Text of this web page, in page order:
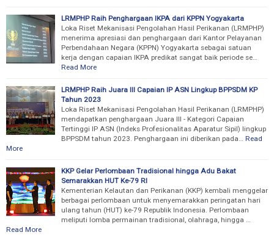
LRMPHP Raih Penghargaan IKPA dari KPPN Yogyakarta
Loka Riset Mekanisasi Pengolahan Hasil Perikanan (LRMPHP)
menerima apresiasi dan penghargaan dari Kantor Pelayanan
Perbendahaan Negara (KPPN) Yogyakarta sebagai satuan
kerja dengan capaian IKPA predikat sangat baik periode se…
Read More
LRMPHP Raih Juara III Capaian IP ASN Lingkup BPPSDM KP
Tahun 2023
Loka Riset Mekanisasi Pengolahan Hasil Perikanan (LRMPHP)
mendapatkan penghargaan Juara III - Kategori Capaian
Tertinggi IP ASN (Indeks Profesionalitas Aparatur Sipil) lingkup
BPPSDM tahun 2023. Penghargaan ini diberikan pada… Read
More
KKP Gelar Perlombaan Tradisional hingga Adu Bakat
Semarakkan HUT Ke-79 RI
Kementerian Kelautan dan Perikanan (KKP) kembali menggelar
berbagai perlombaan untuk menyemarakkan peringatan hari
ulang tahun (HUT) ke-79 Republik Indonesia. Perlombaan
meliputi lomba permainan tradisional, olahraga, hingga …
Read More